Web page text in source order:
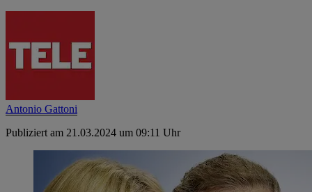
Antonio Gattoni
Publiziert am 21.03.2024 um 09:11 Uhr